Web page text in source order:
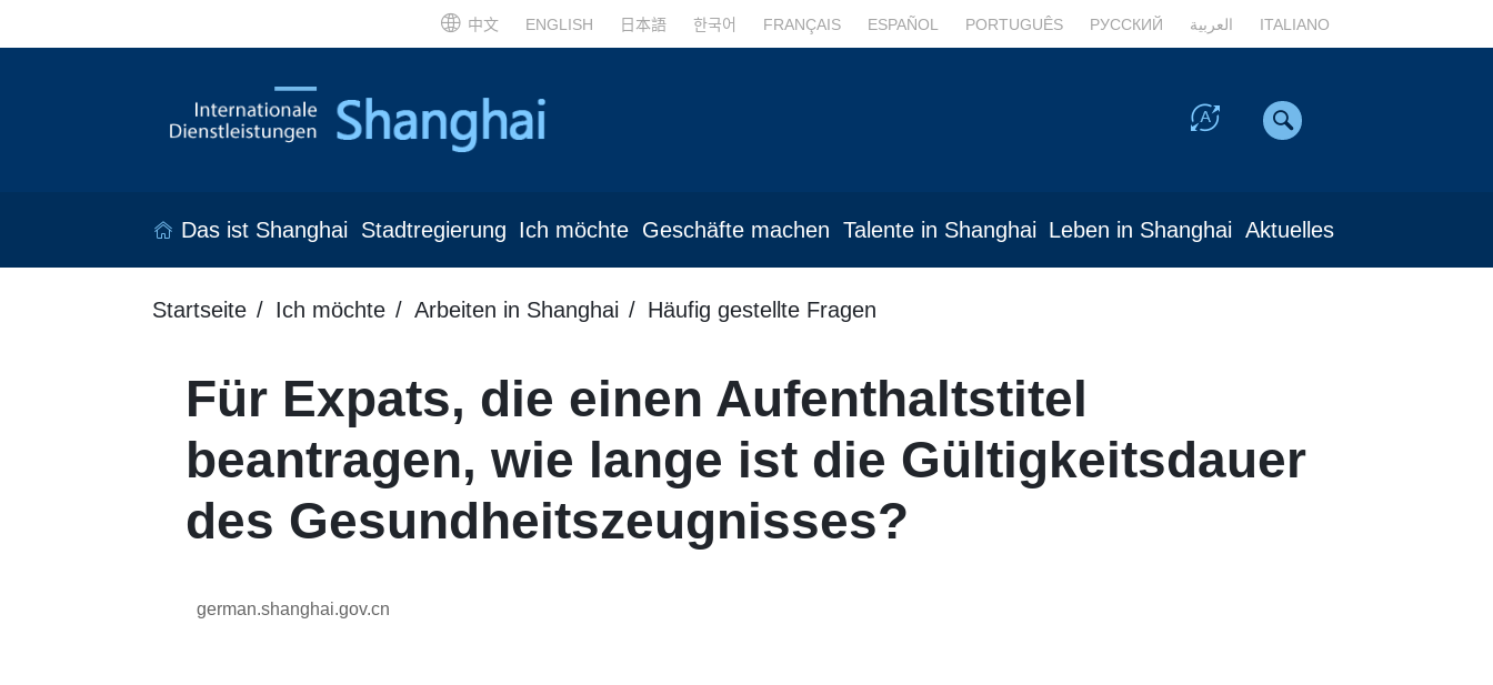
中文 ENGLISH 日本語 한국어 FRANÇAIS ESPAÑOL PORTUGUÊS РУССКИЙ العربية ITALIANO
Das ist Shanghai Stadtregierung Ich möchte Geschäfte machen Talente in Shanghai Leben in Shanghai Aktuelles
Startseite Ich möchte Arbeiten in Shanghai Häufig gestellte Fragen
Für Expats, die einen Aufenthaltstitel
beantragen, wie lange ist die Gültigkeitsdauer
des Gesundheitszeugnisses?
german.shanghai.gov.cn